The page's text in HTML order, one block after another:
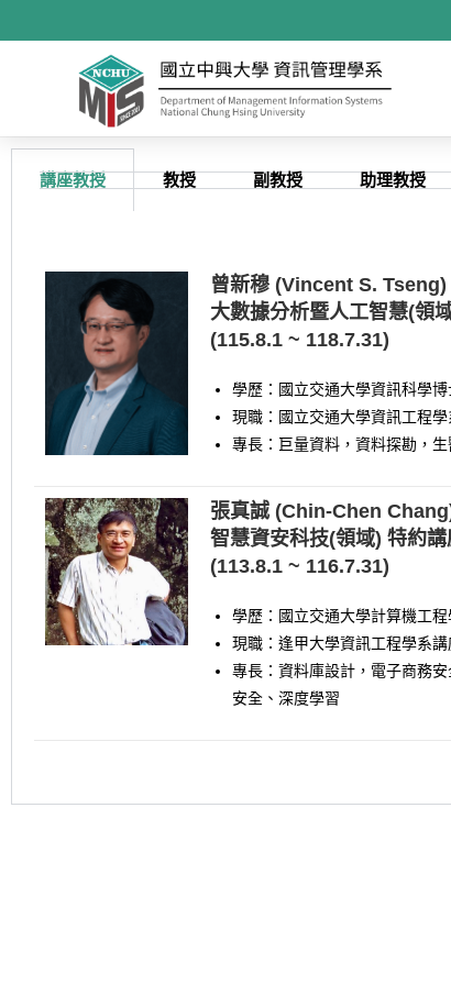
講座教授 教授 副教授 助理教授
曾新穆 (Vincent S. Tseng)
大數據分析暨人工智慧(領
(115.8.1 ~ 118.7.31)
學歷：國立交通大學資訊科學博
現職：國立交通大學資訊工程
專長：巨量資料，資料探勘，
張真誠 (Chin-Chen
智慧資安科技(領域) 特約
(113.8.1 ~ 116.7.31)
學歷：國立交通大學計算機工
現職：逢甲大學資訊工程學系
專長：資料庫設計，電子商務
安全、深度學習